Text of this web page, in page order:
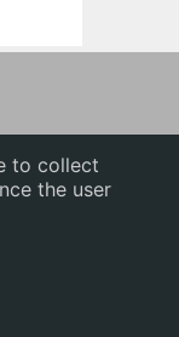
to collect
the user